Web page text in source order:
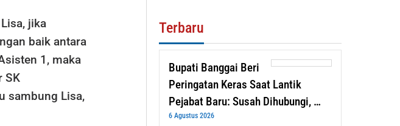
jika
baik antara
1, maka
SK
sambung Lisa,
Terbaru
Bupati Banggai Beri
Peringatan Keras Saat Lantik
Pejabat Baru: Susah Dihubungi, …
6 Agustus 2026